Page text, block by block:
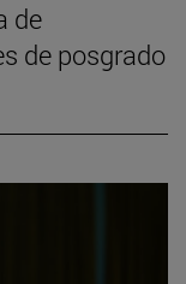
de
de posgrado